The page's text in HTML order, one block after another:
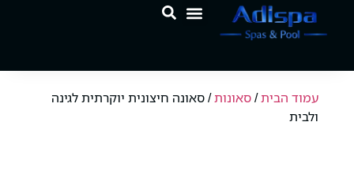
עמוד הבית/סאונות/ סאונה חיצונית יוקרתית לגינה
ולבית